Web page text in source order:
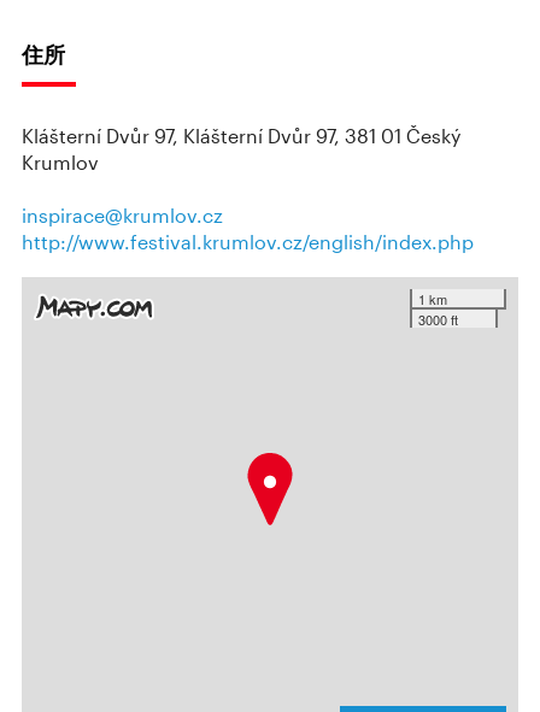
住所
Klášterní Dvůr 97, Klášterní Dvůr 97, 381 01 Český
Krumlov
inspirace@krumlov.cz
http://www.festival.krumlov.cz/english/index.php
1 km
3000 ft